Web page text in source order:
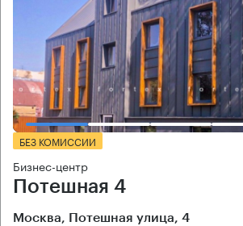
БЕЗ КОМИССИИ
Бизнес-центр
Потешная 4
Москва, Потешная улица, 4